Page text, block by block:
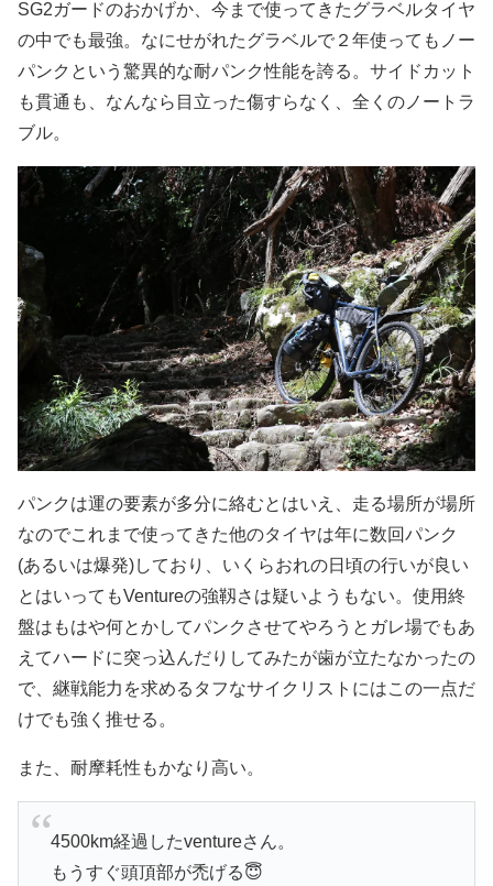
SG2ガードのおかげか、今まで使ってきたグラベルタイヤ
の中でも最強。なにせがれたグラベルで２年使ってもノー
パンクという驚異的な耐パンク性能を誇る。サイドカット
も貫通も、なんなら目立った傷すらなく、全くのノートラ
ブル。
パンクは運の要素が多分に絡むとはいえ、走る場所が場所
なのでこれまで使ってきた他のタイヤは年に数回パンク
(あるいは爆発)しており、いくらおれの日頃の行いが良い
とはいってもVentureの強靱さは疑いようもない。使用終
盤はもはや何とかしてパンクさせてやろうとガレ場でもあ
えてハードに突っ込んだりしてみたが歯が立たなかったの
で、継戦能力を求めるタフなサイクリストにはこの一点だ
けでも強く推せる。
また、耐摩耗性もかなり高い。
4500km経過したventureさん。
もうすぐ頭頂部が禿げる😇